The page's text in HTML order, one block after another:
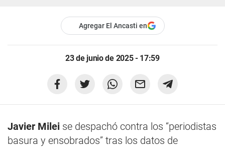
Agregar El Ancasti en
23 de junio de 2025 - 17:59
Javier Milei se despachó contra los “periodistas
basura y ensobrados” tras los datos de